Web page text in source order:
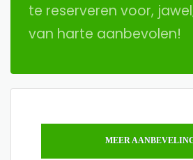
te reserveren voor,
van harte aanbevolen!
MEER